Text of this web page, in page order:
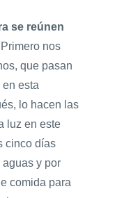
se reúnen
Primero nos
que pasan
esta
lo hacen las
luz en este
cinco días
y por
comida para